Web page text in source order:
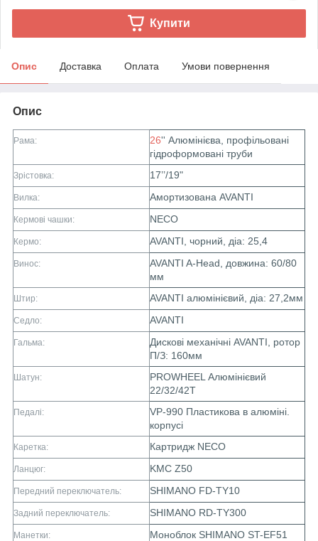
Купити
Опис Доставка Оплата Умови повернення
Опис
Рама: 26'' Алюмінієва, профільовані
гідроформовані труби
Зрістовка: 17’’/19"
Вилка: Амортизована AVANTI
Кермові чашки: NECO
Кермо: AVANTI, чорний, діа: 25,4
Винос:
AVANTI A-Head, довжина: 60/80
мм
Штир: AVANTI алюмінієвий, діа: 27,2мм
Седло: AVANTI
Гальма:
Дискові механічні AVANTI, ротор
П/З: 160мм
Шатун:
PROWHEEL Алюмінієвий
22/32/42T
Педалі:
VP-990 Пластикова в алюміні.
корпусі
Каретка: Картридж NECO
Ланцюг: KMC Z50
Передний переключатель: SHIMANO FD-TY10
Задний переключатель: SHIMANO RD-TY300
Манетки:
Моноблок SHIMANO ST-EF51